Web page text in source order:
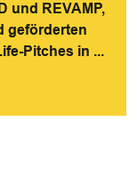
und REVAMP,
geförderten
Pitches in ...